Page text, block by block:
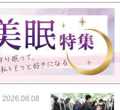
2026.08.08